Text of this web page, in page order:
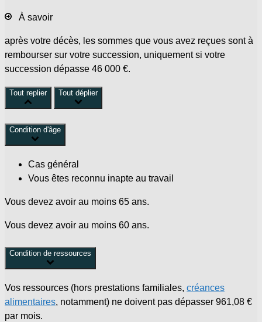
À savoir
après votre décès, les sommes que vous avez reçues sont à
rembourser sur votre succession, uniquement si votre
succession dépasse 46 000 €.
Tout replier Tout déplier
Condition d'âge
Cas général
Vous êtes reconnu inapte au travail
Vous devez avoir au moins 65 ans.
Vous devez avoir au moins 60 ans.
Condition de ressources
Vos ressources (hors prestations familiales, créances
alimentaires, notamment) ne doivent pas dépasser 961,08 €
par mois.